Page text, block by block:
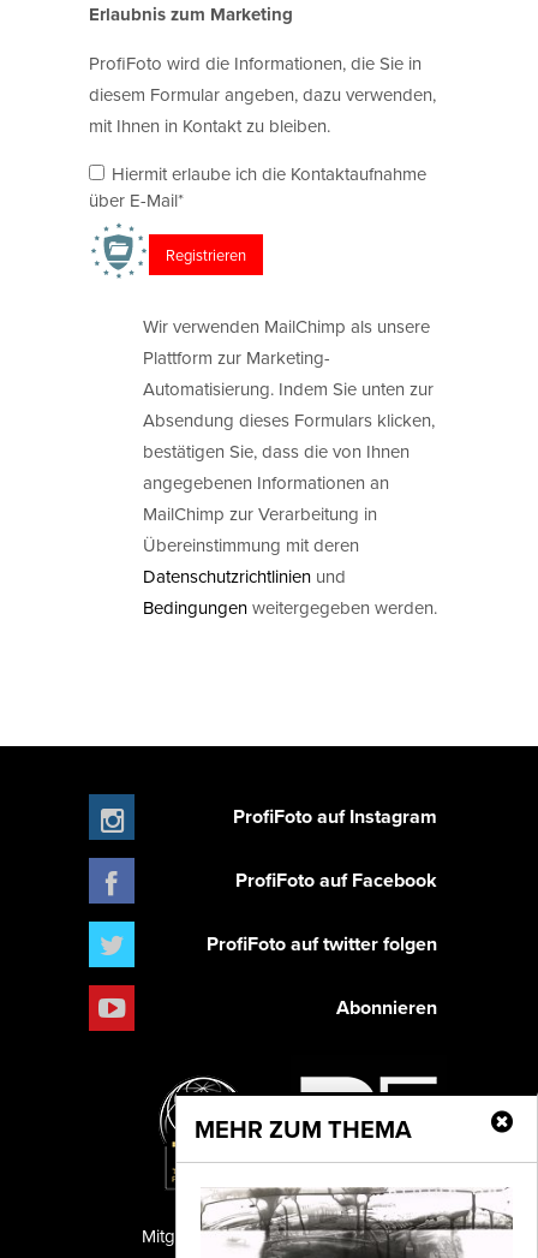
Erlaubnis zum Marketing
ProfiFoto wird die Informationen, die Sie in
diesem Formular angeben, dazu verwenden,
mit Ihnen in Kontakt zu bleiben.
Hiermit erlaube ich die Kontaktaufnahme
über E-Mail*
Wir verwenden MailChimp als unsere
Plattform zur Marketing-
Automatisierung. Indem Sie unten zur
Absendung dieses Formulars klicken,
bestätigen Sie, dass die von Ihnen
angegebenen Informationen an
MailChimp zur Verarbeitung in
Übereinstimmung mit deren
Datenschutzrichtlinien und
Bedingungenweitergegeben werden.
MEHR ZUM THEMA
ProfiFoto auf Instagram
ProfiFoto auf Facebook
ProfiFoto auf twitter folgen
Abonnieren
PF Publishing GmbH
Mitglied der TIPA